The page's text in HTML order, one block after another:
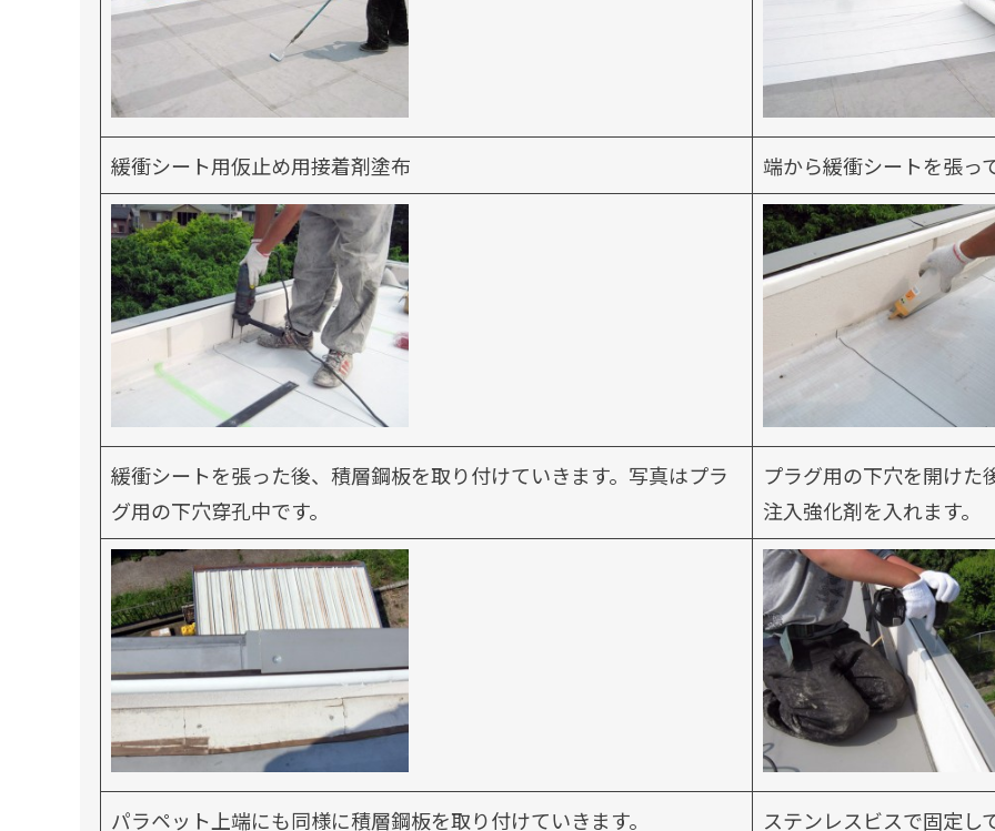
緩衝シート用仮止め用接着剤塗布 端から緩衝シートを張っ
緩衝シートを張った後、積層鋼板を取り付けていきます。写真はプラ
グ用の下穴穿孔中です。
プラグ用の下穴を開けた
注入強化剤を入れます。
パラペット上端にも同様に積層鋼板を取り付けていきます。 ステンレスビスで固定し